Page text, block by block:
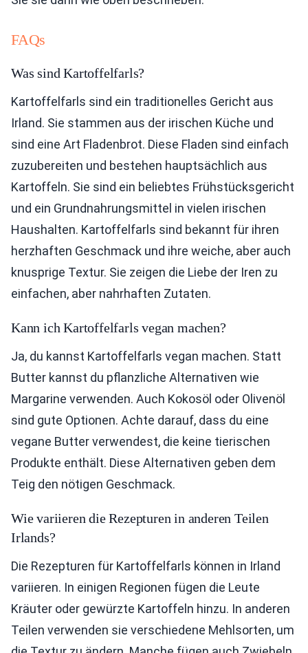
FAQs
Was sind Kartoffelfarls?
Kartoffelfarls sind ein traditionelles Gericht aus
Irland. Sie stammen aus der irischen Küche und
sind eine Art Fladenbrot. Diese Fladen sind einfach
zuzubereiten und bestehen hauptsächlich aus
Kartoffeln. Sie sind ein beliebtes Frühstücksgericht
und ein Grundnahrungsmittel in vielen irischen
Haushalten. Kartoffelfarls sind bekannt für ihren
herzhaften Geschmack und ihre weiche, aber auch
knusprige Textur. Sie zeigen die Liebe der Iren zu
einfachen, aber nahrhaften Zutaten.
Kann ich Kartoffelfarls vegan machen?
Ja, du kannst Kartoffelfarls vegan machen. Statt
Butter kannst du pflanzliche Alternativen wie
Margarine verwenden. Auch Kokosöl oder Olivenöl
sind gute Optionen. Achte darauf, dass du eine
vegane Butter verwendest, die keine tierischen
Produkte enthält. Diese Alternativen geben dem
Teig den nötigen Geschmack.
Wie variieren die Rezepturen in anderen Teilen
Irlands?
Die Rezepturen für Kartoffelfarls können in Irland
variieren. In einigen Regionen fügen die Leute
Kräuter oder gewürzte Kartoffeln hinzu. In anderen
Teilen verwenden sie verschiedene Mehlsorten, um